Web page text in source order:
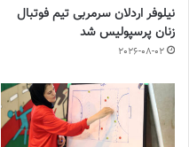
نیلوفر اردلان سرمربی تیم فوتبال
زنان پرسپولیس شد
2026-08-02